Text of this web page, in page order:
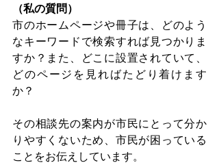
（私の質問）
市のホームページや冊子は、どのよう
なキーワードで検索すれば見つかりま
すか？また、どこに設置されていて、
どのページを見ればたどり着けます
か？
その相談先の案内が市民にとって分か
りやすくないため、市民が困っている
ことをお伝えしています。